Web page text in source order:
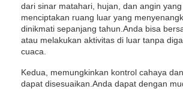
dari sinar matahari, hujan, dan angin yang
menciptakan ruang luar yang
dinikmati sepanjang tahun.Anda bisa
atau melakukan aktivitas di luar tanpa
cuaca.
Kedua, memungkinkan kontrol cahaya
dapat disesuaikan.Anda dapat dengan